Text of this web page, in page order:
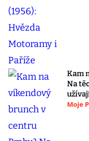
Kam
Na
Moje